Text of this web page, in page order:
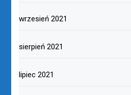
wrzesień 2021
sierpień 2021
lipiec 2021